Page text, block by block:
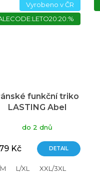
Vyrobeno v ČR
funkční triko
LASTING Abel
do 2 dnů
Kč DETAIL
L/XL XXL/3XL